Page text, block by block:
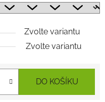
Zvolte variantu
Zvolte variantu
DO KOŠÍKU